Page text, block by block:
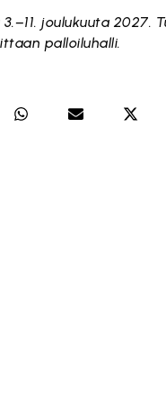
joulukuuta 2027.
palloiluhalli.